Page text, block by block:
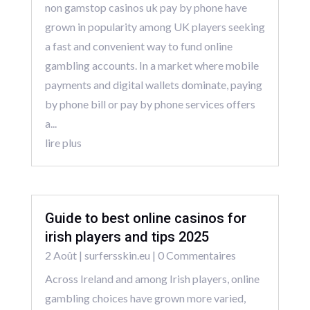
non gamstop casinos uk pay by phone have
grown in popularity among UK players seeking
a fast and convenient way to fund online
gambling accounts. In a market where mobile
payments and digital wallets dominate, paying
by phone bill or pay by phone services offers
a...
lire plus
Guide to best online casinos for
irish players and tips 2025
2 Août| surfersskin.eu | 0 Commentaires
Across Ireland and among Irish players, online
gambling choices have grown more varied,